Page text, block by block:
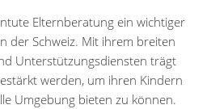
Elternberatung ein wichtiger
der Schweiz. Mit ihrem breiten
Unterstützungsdiensten trägt
werden, um ihren Kindern
Umgebung bieten zu können.